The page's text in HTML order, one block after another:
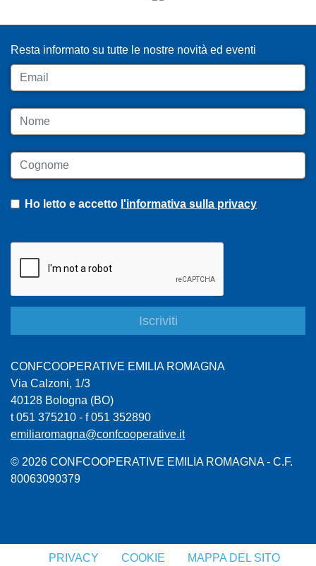
Resta informato su tutte le nostre novità ed eventi
Email
Nome
Cognome
Ho letto e accetto l'informativa sulla privacy
CONFCOOPERATIVE EMILIA ROMAGNA
Via Calzoni, 1/3
40128 Bologna (BO)
t 051 375210 - f 051 352890
emiliaromagna@confcooperative.it
© 2026 CONFCOOPERATIVE EMILIA ROMAGNA - C.F.
80063090379
PRIVACY COOKIE MAPPA DEL SITO